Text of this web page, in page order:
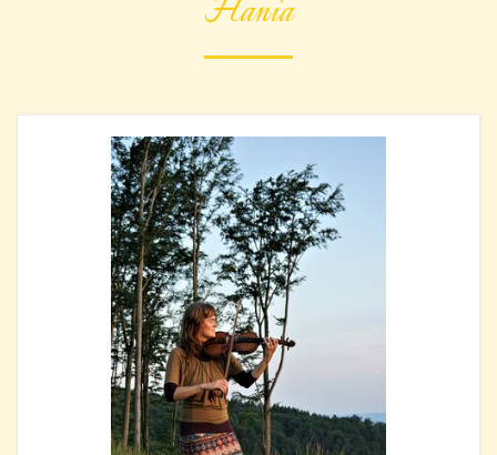
Hania